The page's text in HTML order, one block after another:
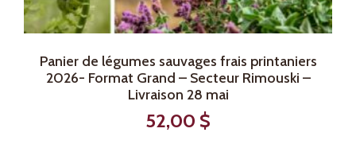
Panier de légumes sauvages frais printaniers
2026- Format Grand – Secteur Rimouski –
Livraison 28 mai
52,00 $